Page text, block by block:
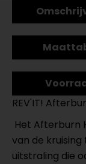
REV'IT!
Het Afterburn
van de
uitstraling die